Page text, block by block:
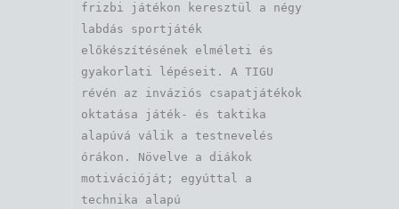
frizbi játékon keresztül a négy
labdás sportjáték
előkészítésének elméleti és
gyakorlati lépéseit. A TIGU
révén az inváziós csapatjátékok
oktatása játék- és taktika
alapúvá válik a testnevelés
órákon. Növelve a diákok
motivációját; egyúttal a
technika alapú